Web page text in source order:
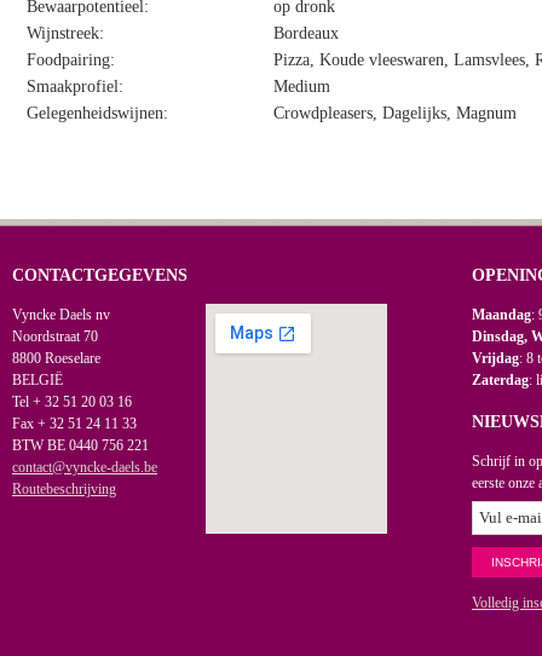
Bewaarpotentieel:
op dronk
Wijnstreek:
Bordeaux
Foodpairing:
Pizza, Koude vleeswaren, Lamsvlees,
Smaakprofiel:
Medium
Gelegenheidswijnen:
Crowdpleasers, Dagelijks, Magnum
CONTACTGEGEVENS
Vyncke Daels nv
Noordstraat 70
8800 Roeselare
BELGIË
Tel + 32 51 20 03 16
Fax + 32 51 24 11 33
BTW BE 0440 756 221
contact@vyncke-daels.be
Routebeschrijving
Maandag:
Dinsdag,
Vrijdag: 8
Zaterdag:
Schrijf in
eerste onze
Volledig